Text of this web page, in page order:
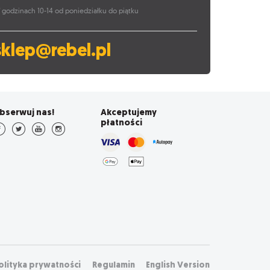
godzinach 10-14 od poniedziałku do piątku
nas!
Akceptujemy
płatności
prywatności Regulamin English Version